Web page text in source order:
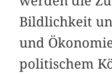
Bildlichkeit
und
politischem